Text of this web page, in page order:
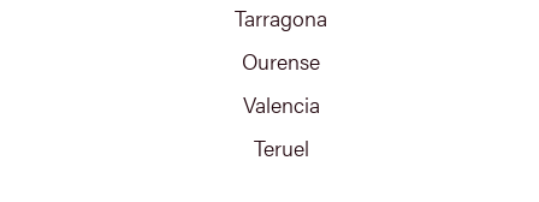
Tarragona
Ourense
Valencia
Teruel